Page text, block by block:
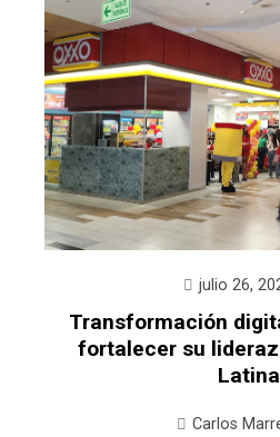
julio 26,
Transformación
fortalecer su
Latina
Carlos